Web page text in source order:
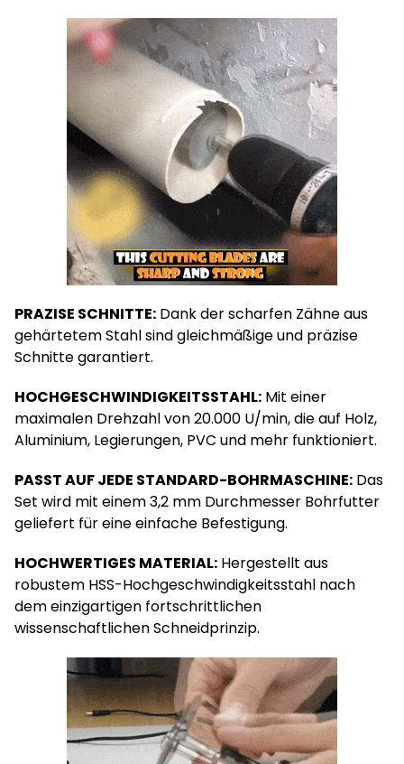
PRAZISE SCHNITTE: Dank der scharfen Zähne aus
gehärtetem Stahl sind gleichmäßige und präzise
Schnitte garantiert.
HOCHGESCHWINDIGKEITSSTAHL: Mit einer
maximalen Drehzahl von 20.000 U/min, die auf Holz,
Aluminium, Legierungen, PVC und mehr funktioniert.
PASST AUF JEDE STANDARD-BOHRMASCHINE: Das
Set wird mit einem 3,2 mm Durchmesser Bohrfutter
geliefert für eine einfache Befestigung.
HOCHWERTIGES MATERIAL: Hergestellt aus
robustem HSS-Hochgeschwindigkeitsstahl nach
dem einzigartigen fortschrittlichen
wissenschaftlichen Schneidprinzip.